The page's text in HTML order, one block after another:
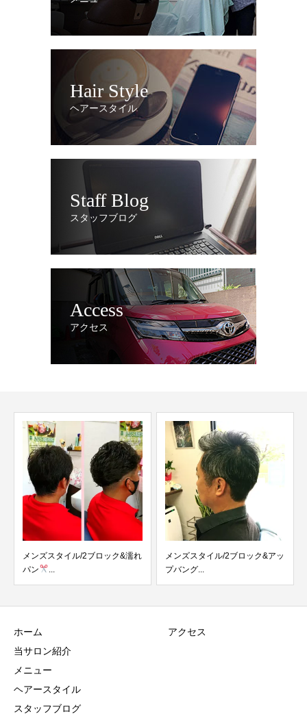
Hair Style
ヘアースタイル
Staff Blog
スタッフブログ
Access
アクセス
メンズスタイル/2ブロック&アッ
プバング...
メンズスタイル/ソフトモヒカン
ベース
ホーム
当サロン紹介
メニュー
ヘアースタイル
スタッフブログ
アクセス